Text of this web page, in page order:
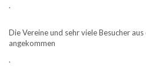
.
Die Vereine und sehr viele Besucher
angekommen
.